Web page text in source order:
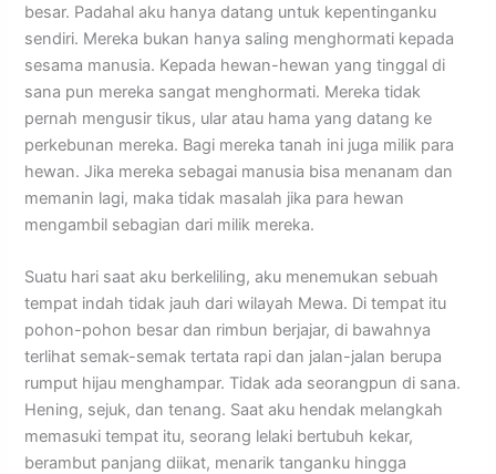
besar. Padahal aku hanya datang untuk kepentinganku
sendiri. Mereka bukan hanya saling menghormati kepada
sesama manusia. Kepada hewan-hewan yang tinggal di
sana pun mereka sangat menghormati. Mereka tidak
pernah mengusir tikus, ular atau hama yang datang ke
perkebunan mereka. Bagi mereka tanah ini juga milik para
hewan. Jika mereka sebagai manusia bisa menanam dan
memanin lagi, maka tidak masalah jika para hewan
mengambil sebagian dari milik mereka.
Suatu hari saat aku berkeliling, aku menemukan sebuah
tempat indah tidak jauh dari wilayah Mewa. Di tempat itu
pohon-pohon besar dan rimbun berjajar, di bawahnya
terlihat semak-semak tertata rapi dan jalan-jalan berupa
rumput hijau menghampar. Tidak ada seorangpun di sana.
Hening, sejuk, dan tenang. Saat aku hendak melangkah
memasuki tempat itu, seorang lelaki bertubuh kekar,
berambut panjang diikat, menarik tanganku hingga